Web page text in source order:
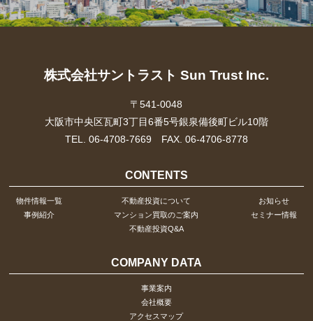
株式会社サントラスト Sun Trust Inc.
〒541-0048
大阪市中央区瓦町3丁目6番5号銀泉備後町ビル10階
TEL. 06-4708-7669 FAX. 06-4706-8778
CONTENTS
物件情報一覧
事例紹介
不動産投資について
マンション買取のご案内
不動産投資Q&A
お知らせ
セミナー情報
COMPANY DATA
事業案内
会社概要
アクセスマップ